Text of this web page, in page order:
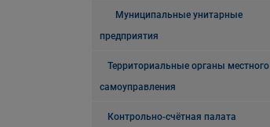
Муниципальные унитарные
предприятия
Территориальные органы местного
самоуправления
Контрольно-счётная палата